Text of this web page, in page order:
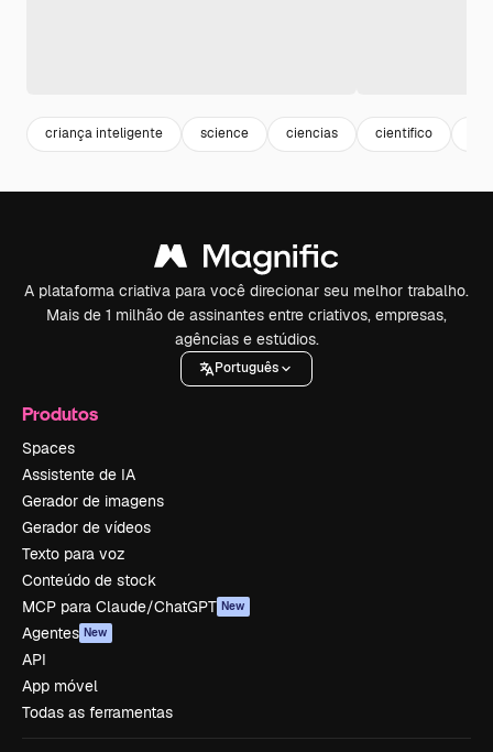
criança inteligente science ciencias cientifico
A plataforma criativa para você direcionar seu melhor trabalho.
Mais de 1 milhão de assinantes entre criativos, empresas,
agências e estúdios.
Português
Produtos
Spaces
Assistente de IA
Gerador de imagens
Gerador de vídeos
Texto para voz
Conteúdo de stock
MCP para Claude/ChatGPT New
Agentes New
API
App móvel
Todas as ferramentas